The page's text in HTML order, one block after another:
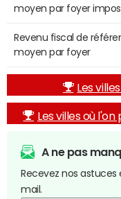
moyen par foyer
Revenu fiscal de
moyen par foyer
Les
Les villes où
A ne pas
Recevez nos
mail.